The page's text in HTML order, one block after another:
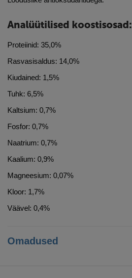
Analüütilised koostisosad:
Proteiinid: 35,0%
Rasvasisaldus: 14,0%
Kiudained: 1,5%
Tuhk: 6,5%
Kaltsium: 0,7%
Fosfor: 0,7%
Naatrium: 0,7%
Kaalium: 0,9%
Magneesium: 0,07%
Kloor: 1,7%
Väävel: 0,4%
Omadused